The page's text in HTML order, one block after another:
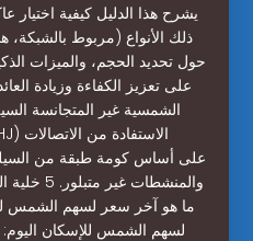
يشرح هذا الدليل كيفية اختيار
ذلك الأنواع (مربوط
حول تحديد الحجم، والميزات
على تعزيز الكفاءة وزيادة
الشمسية غير المتجانسة